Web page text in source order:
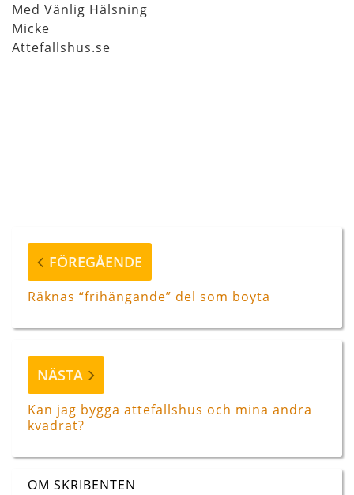
Med Vänlig Hälsning
Micke
Attefallshus.se
Föregående
inlägg
FÖREGÅENDE
Räknas “frihängande” del som boyta
Nästa
inlägg
NÄSTA
Kan jag bygga attefallshus och mina andra
kvadrat?
OM SKRIBENTEN